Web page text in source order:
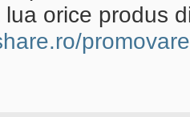
orice produs